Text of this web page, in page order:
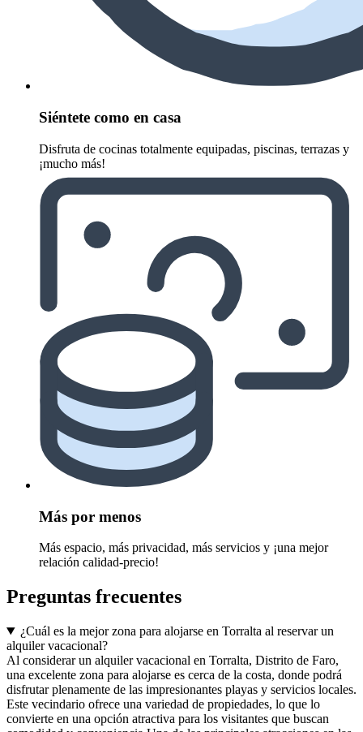
Siéntete como en casa
Disfruta de cocinas totalmente equipadas, piscinas, terrazas y
¡mucho más!
Más por menos
Más espacio, más privacidad, más servicios y ¡una mejor
relación calidad-precio!
Preguntas frecuentes
¿Cuál es la mejor zona para alojarse en Torralta al reservar un
alquiler vacacional?
Al considerar un alquiler vacacional en Torralta, Distrito de Faro,
una excelente zona para alojarse es cerca de la costa, donde podrá
disfrutar plenamente de las impresionantes playas y servicios locales.
Este vecindario ofrece una variedad de propiedades, lo que lo
convierte en una opción atractiva para los visitantes que buscan